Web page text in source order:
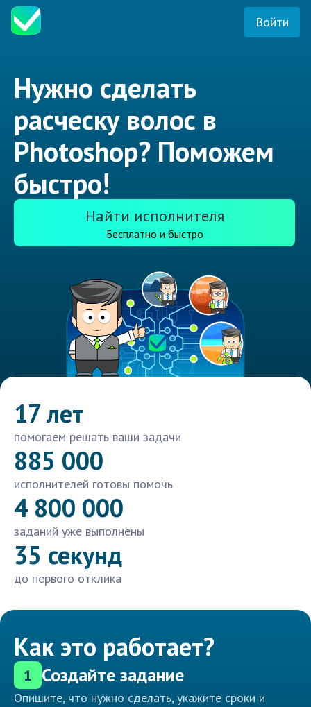
Войти
Нужно сделать
расческу волос в
Photoshop? Поможем
быстро!
Найти исполнителя
Бесплатно и быстро
17 лет
помогаем решать ваши задачи
885 000
исполнителей готовы помочь
4 800 000
заданий уже выполнены
35 секунд
до первого отклика
Как это работает?
1 Создайте задание
Опишите, что нужно сделать, укажите сроки и